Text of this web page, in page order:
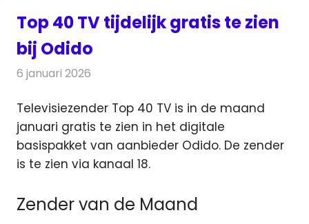
Top 40 TV tijdelijk gratis te zien
bij Odido
6 januari 2026
Televisiezender Top 40 TV is in de maand
januari gratis te zien in het digitale
basispakket van aanbieder Odido. De zender
is te zien via kanaal 18.
Zender van de Maand